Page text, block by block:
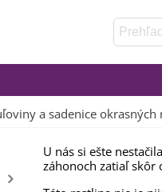
a sadenice okrasných
U nás si ešte
záhonoch zatiaľ skôr